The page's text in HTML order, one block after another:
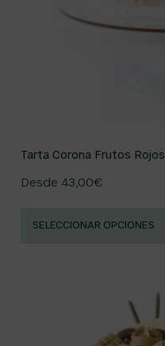
Tarta Corona Frutos Rojos
Desde 43,00€
SELECCIONAR OPCIONES